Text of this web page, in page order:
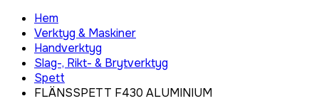
Hem
Verktyg & Maskiner
Handverktyg
Slag-, Rikt- & Brytverktyg
Spett
FLÄNSSPETT F430 ALUMINIUM